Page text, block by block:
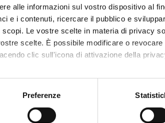
alle informazioni sul vostro dispositivo al
e i contenuti, ricercare il pubblico e
Le vostre scelte in materia di privacy
scelte. È possibile modificare o
clic sull'icona di attivazione della
tua posizione geografica, con
Preferenze
NUMBER
1